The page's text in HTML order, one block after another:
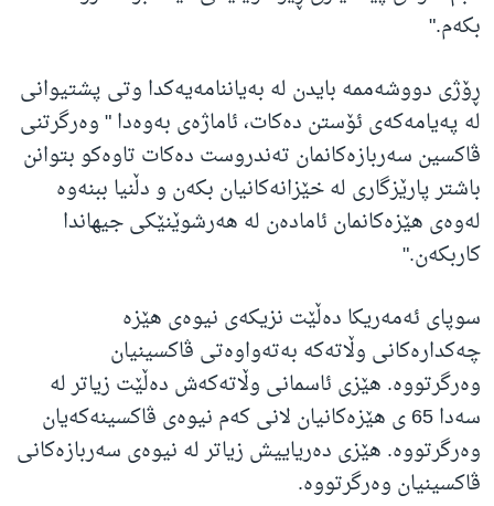
بکەم."
ڕۆژی دووشەممە بایدن لە بەیاننامەیەکدا وتی پشتیوانی
لە پەیامەکەی ئۆستن دەکات، ئاماژەی بەوەدا " وەرگرتنی
ڤاکسین سەربازەکانمان تەندروست دەکات تاوەکو بتوانن
باشتر پارێزگاری لە خێزانەکانیان بکەن و دڵنیا ببنەوە
لەوەی هێزەکانمان ئامادەن لە هەرشوێنێکی جیهاندا
کاربکەن."
سوپای ئەمەریکا دەڵێت نزیکەی نیوەی هێزە
چەکدارەکانی وڵاتەکە بەتەواوەتی ڤاکسینیان
وەرگرتووە. هێزی ئاسمانی وڵاتەکەش دەڵێت زیاتر لە
سەدا 65 ی هێزەکانیان لانی کەم نیوەی ڤاکسینەکەیان
وەرگرتووە. هێزی دەریاییش زیاتر لە نیوەی سەربازەکانی
ڤاکسینیان وەرگرتووە.